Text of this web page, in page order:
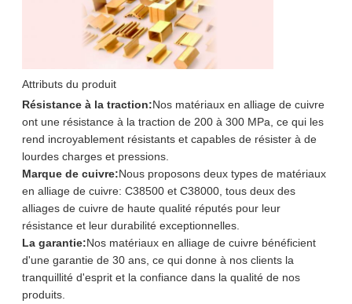
Attributs du produit
Résistance à la traction:Nos matériaux en alliage de cuivre
ont une résistance à la traction de 200 à 300 MPa, ce qui les
rend incroyablement résistants et capables de résister à de
lourdes charges et pressions.
Marque de cuivre:Nous proposons deux types de matériaux
en alliage de cuivre: C38500 et C38000, tous deux des
alliages de cuivre de haute qualité réputés pour leur
résistance et leur durabilité exceptionnelles.
La garantie:Nos matériaux en alliage de cuivre bénéficient
d'une garantie de 30 ans, ce qui donne à nos clients la
tranquillité d'esprit et la confiance dans la qualité de nos
produits.